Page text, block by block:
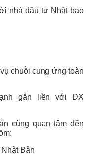
nhà đầu tư Nhật bao
chuỗi cung ứng toàn
gắn liền với DX
cũng quan tâm đến
Bản